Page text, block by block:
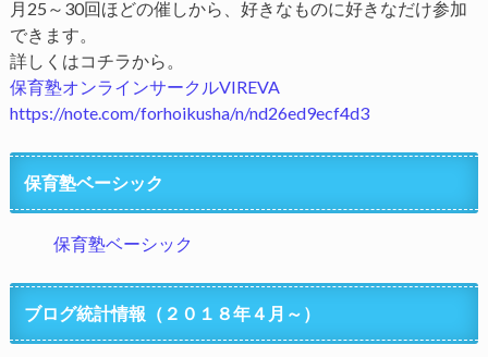
月25～30回ほどの催しから、好きなものに好きなだけ参加
できます。
詳しくはコチラから。
保育塾オンラインサークルVIREVA
https://note.com/forhoikusha/n/nd26ed9ecf4d3
保育塾ベーシック
保育塾ベーシック
ブログ統計情報（２０１８年４月～）